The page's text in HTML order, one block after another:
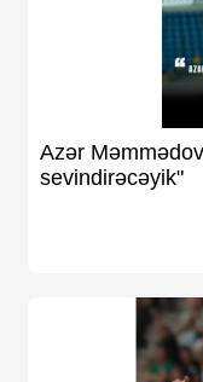
Azər
sevindirəcəyik"